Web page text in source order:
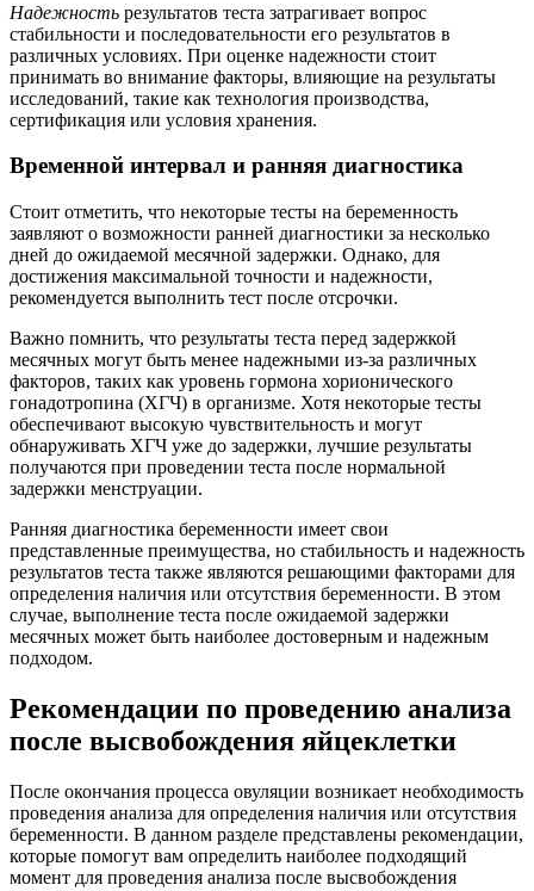
Надежность результатов теста затрагивает вопрос
стабильности и последовательности его результатов в
различных условиях. При оценке надежности стоит
принимать во внимание факторы, влияющие на результаты
исследований, такие как технология производства,
сертификация или условия хранения.
Временной интервал и ранняя диагностика
Стоит отметить, что некоторые тесты на беременность
заявляют о возможности ранней диагностики за несколько
дней до ожидаемой месячной задержки. Однако, для
достижения максимальной точности и надежности,
рекомендуется выполнить тест после отсрочки.
Важно помнить, что результаты теста перед задержкой
месячных могут быть менее надежными из-за различных
факторов, таких как уровень гормона хорионического
гонадотропина (ХГЧ) в организме. Хотя некоторые тесты
обеспечивают высокую чувствительность и могут
обнаруживать ХГЧ уже до задержки, лучшие результаты
получаются при проведении теста после нормальной
задержки менструации.
Ранняя диагностика беременности имеет свои
представленные преимущества, но стабильность и надежность
результатов теста также являются решающими факторами для
определения наличия или отсутствия беременности. В этом
случае, выполнение теста после ожидаемой задержки
месячных может быть наиболее достоверным и надежным
подходом.
Рекомендации по проведению анализа
после высвобождения яйцеклетки
После окончания процесса овуляции возникает необходимость
проведения анализа для определения наличия или отсутствия
беременности. В данном разделе представлены рекомендации,
которые помогут вам определить наиболее подходящий
момент для проведения анализа после высвобождения